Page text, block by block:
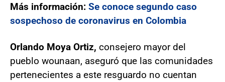
Más información: Se conoce segundo caso
sospechoso de coronavirus en Colombia
Orlando Moya Ortiz, consejero mayor del
pueblo wounaan, aseguró que las comunidades
pertenecientes a este resguardo no cuentan